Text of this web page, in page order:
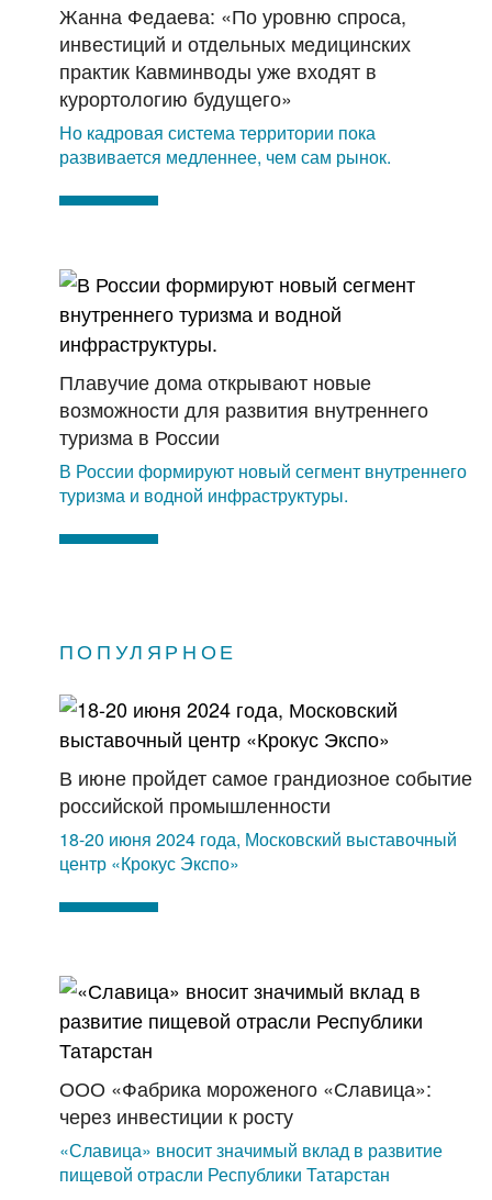
Жанна Федаева: «По уровню спроса,
инвестиций и отдельных медицинских
практик Кавминводы уже входят в
курортологию будущего»
Но кадровая система территории пока
развивается медленнее, чем сам рынок.
Плавучие дома открывают новые
возможности для развития внутреннего
туризма в России
В России формируют новый сегмент внутреннего
туризма и водной инфраструктуры.
ПОПУЛЯРНОЕ
В июне пройдет самое грандиозное событие
российской промышленности
18-20 июня 2024 года, Московский выставочный
центр «Крокус Экспо»
ООО «Фабрика мороженого «Славица»:
через инвестиции к росту
«Славица» вносит значимый вклад в развитие
пищевой отрасли Республики Татарстан